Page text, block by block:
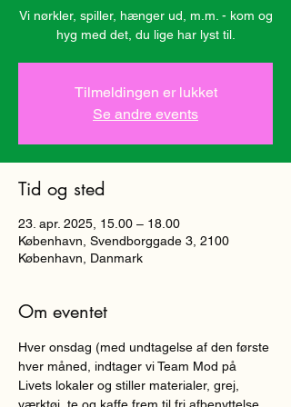
Vi nørkler, spiller, hænger ud, m.m. - kom og
hyg med det, du lige har lyst til.
Tilmeldingen er lukket
Se andre events
Tid og sted
23. apr. 2025, 15.00 – 18.00
København, Svendborggade 3, 2100
København, Danmark
Om eventet
Hver onsdag (med undtagelse af den første
hver måned, indtager vi Team Mod på
Livets lokaler og stiller materialer, grej,